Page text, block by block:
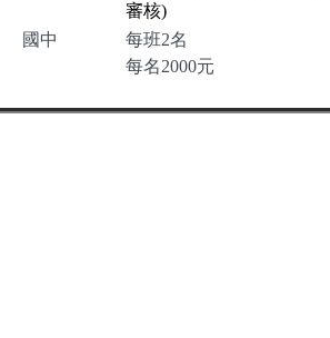
審核)
國中
每班2名
每名2000元